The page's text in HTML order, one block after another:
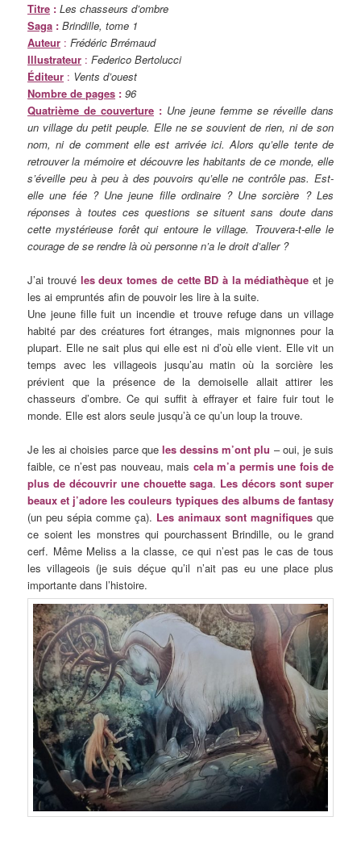
Titre : Les chasseurs d’ombre
Saga : Brindille, tome 1
Auteur :Frédéric Brrémaud
Illustrateur :Federico Bertolucci
Éditeur : Vents d’ouest
Nombre de pages : 96
Quatrième de couverture : Une jeune femme se réveille dans
un village du petit peuple. Elle ne se souvient de rien, ni de son
nom, ni de comment elle est arrivée ici. Alors qu’elle tente de
retrouver la mémoire et découvre les habitants de ce monde, elle
s’éveille peu à peu à des pouvoirs qu’elle ne contrôle pas. Est-
elle une fée ? Une jeune fille ordinaire ? Une sorcière ? Les
réponses à toutes ces questions se situent sans doute dans
cette mystérieuse forêt qui entoure le village. Trouvera-t-elle le
courage de se rendre là où personne n’a le droit d’aller ?
J’ai trouvé les deux tomes de cette BD à la médiathèque et je
les ai empruntés afin de pouvoir les lire à la suite.
Une jeune fille fuit un incendie et trouve refuge dans un village
habité par des créatures fort étranges, mais mignonnes pour la
plupart. Elle ne sait plus qui elle est ni d’où elle vient. Elle vit un
temps avec les villageois jusqu’au matin où la sorcière les
prévient que la présence de la demoiselle allait attirer les
chasseurs d’ombre. Ce qui suffit à effrayer et faire fuir tout le
monde. Elle est alors seule jusqu’à ce qu’un loup la trouve.
Je les ai choisies parce que les dessins m’ont plu – oui, je suis
faible, ce n’est pas nouveau, mais cela m’a permis une fois de
plus de découvrir une chouette saga. Les décors sont super
beaux et j’adore les couleurs typiques des albums de fantasy
(un peu sépia comme ça). Les animaux sont magnifiquesque
ce soient les monstres qui pourchassent Brindille, ou le grand
cerf. Même Meliss a la classe, ce qui n’est pas le cas de tous
les villageois (je suis déçue qu’il n’ait pas eu une place plus
importante dans l’histoire.